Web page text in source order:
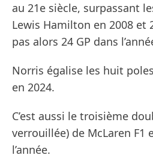
au 21e siècle, surpassant
Lewis Hamilton en 2008 et
pas alors 24 GP dans
Norris égalise les huit
en 2024.
C’est aussi le troisième
verrouillée) de McLaren F1
l’année.